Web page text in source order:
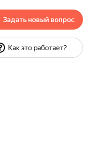
Задать новый вопрос
Как это работает?